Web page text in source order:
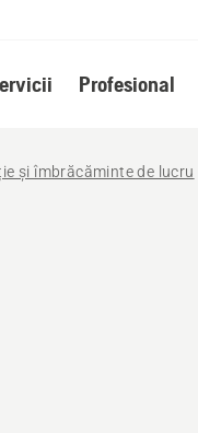
Profesional
și îmbrăcăminte de lucru